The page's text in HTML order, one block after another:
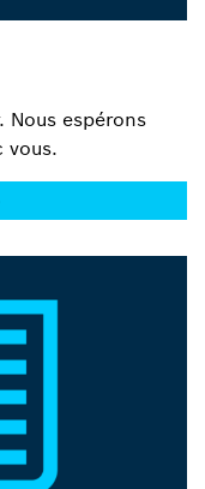
Nous espérons
vous.